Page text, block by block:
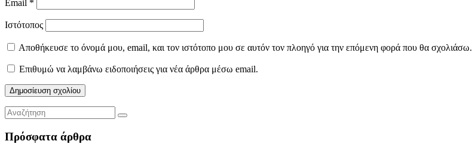
Email *
Ιστότοπος
Αποθήκευσε το όνομά μου, email, και τον ιστότοπο μου σε αυτόν τον πλοηγό για την επόμενη φορά που θα σχολιάσω.
Επιθυμώ να λαμβάνω ειδοποιήσεις για νέα άρθρα μέσω email.
Πρόσφατα άρθρα